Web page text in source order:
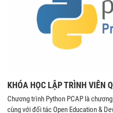
KHÓA HỌC LẬP TRÌNH VIÊN
Chương trình Python PCAP là
cùng với đối tác Open Education &